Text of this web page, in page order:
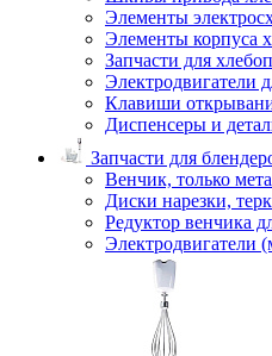
Элементы
Элементы корпуса
Запчасти для
Электродвигатели
Клавиши
Диспенсеры и
Запчасти для
Венчик, только
Диски нарезки,
Редуктор венчика
Электродвигатели